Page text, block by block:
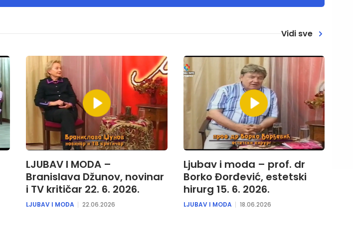
Vidi sve
LJUBAV I MODA –
Branislava Džunov, novinar
i TV kritičar 22. 6. 2026.
LJUBAV I MODA 22.06.2026
Ljubav i moda – prof. dr
Borko Đorđević, estetski
hirurg 15. 6. 2026.
LJUBAV I MODA 18.06.2026